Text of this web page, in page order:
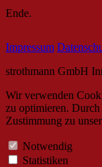
Ende.
Impressum
strothmann GmbH
Wir verwenden
zu optimieren.
Zustimmung zu
Notwendig
Statistiken